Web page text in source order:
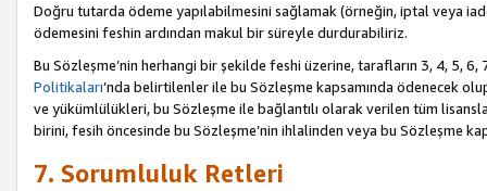
Doğru tutarda ödeme yapılabilmesini sağlamak (örneğin, iptal veya
ödemesini feshin ardından makul bir süreyle durdurabiliriz.
Bu Sözleşme’nin herhangi bir şekilde feshi üzerine, tarafların 3, 4, 5,
Politikaları’nda belirtilenler ile bu Sözleşme kapsamında ödenecek
ve yükümlülükleri, bu Sözleşme ile bağlantılı olarak verilen tüm
birini, fesih öncesinde bu Sözleşme’nin ihlalinden veya bu Sözleşme
7. Sorumluluk Retleri